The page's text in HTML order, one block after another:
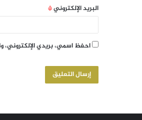
البريد الإلكتروني*
احفظ اسمي، بريدي الإلكتروني،